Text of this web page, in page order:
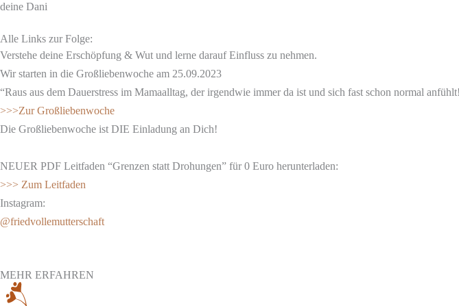
deine Dani
Alle Links zur Folge:
Verstehe deine Erschöpfung & Wut und lerne darauf Einfluss zu nehmen.
Wir starten in die Großliebenwoche am 25.09.2023
“Raus aus dem Dauerstress im Mamaalltag, der irgendwie immer da ist und sich fast schon normal
>>>Zur Großliebenwoche
Die Großliebenwoche ist DIE Einladung an Dich!
NEUER PDF Leitfaden “Grenzen statt Drohungen” für 0 Euro herunterladen:
>>> Zum Leitfaden
Instagram:
@friedvollemutterschaft
MEHR ERFAHREN